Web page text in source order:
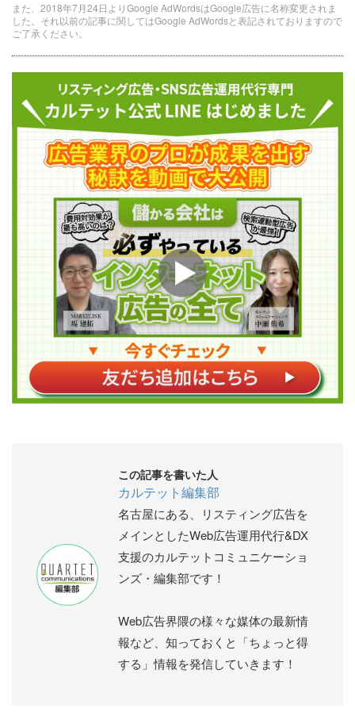
また、2018年7月24日よりGoogle AdWordsはGoogle広告に名称変更されま
した。それ以前の記事に関してはGoogle AdWordsと表記されておりますので
ご了承ください。
この記事を書いた人
カルテット編集部
名古屋にある、リスティング広告を
メインとしたWeb広告運用代行&DX
支援のカルテットコミュニケーショ
ンズ・編集部です！
Web広告界隈の様々な媒体の最新情
報など、知っておくと「ちょっと得
する」情報を発信していきます！